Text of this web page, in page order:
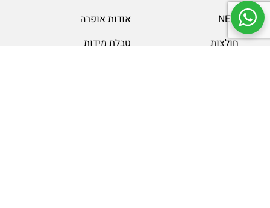
NEW
חולצות
אודות אופרה
טבלת מידות